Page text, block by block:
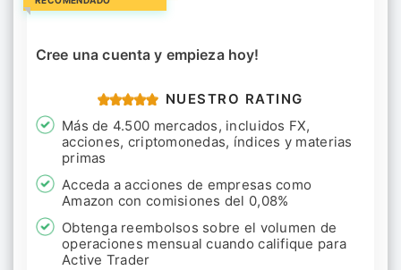
Cree una cuenta y empieza hoy!
NUESTRO RATING
Más de 4.500 mercados, incluidos FX,
acciones, criptomonedas, índices y materias
primas
Acceda a acciones de empresas como
Amazon con comisiones del 0,08%
Obtenga reembolsos sobre el volumen de
operaciones mensual cuando califique para
Active Trader